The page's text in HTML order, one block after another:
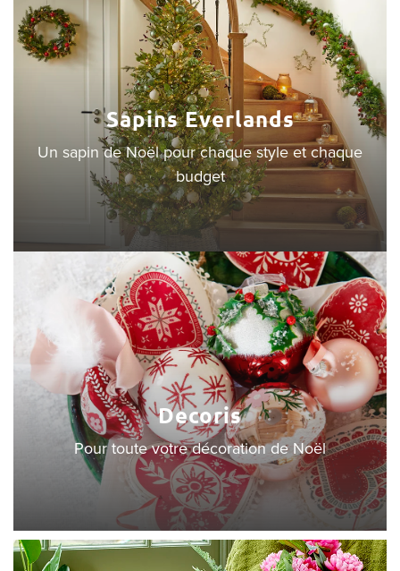
Sapins Everlands
Un sapin de Noël pour chaque style et chaque
budget
Decoris
Pour toute votre décoration de Noël